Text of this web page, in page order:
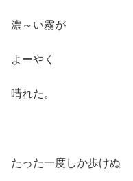
濃～い霧が
よーやく
晴れた。
たった一度しか歩けぬ